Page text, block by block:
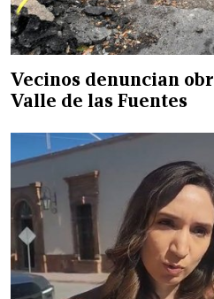
Vecinos denuncian
Valle de las Fuentes